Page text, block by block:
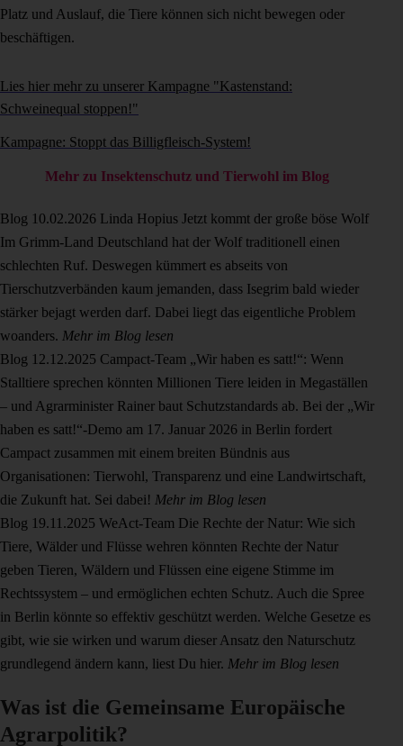
Platz und Auslauf, die Tiere können sich nicht bewegen oder
beschäftigen.
Lies hier mehr zu unserer Kampagne "Kastenstand:
Schweinequal stoppen!"
Kampagne: Stoppt das Billigfleisch-System!
Mehr zu Insektenschutz und Tierwohl im Blog
Blog 10.02.2026 Linda Hopius Jetzt kommt der große böse Wolf
Im Grimm-Land Deutschland hat der Wolf traditionell einen
schlechten Ruf. Deswegen kümmert es abseits von
Tierschutzverbänden kaum jemanden, dass Isegrim bald wieder
stärker bejagt werden darf. Dabei liegt das eigentliche Problem
woanders. Mehr im Blog lesen
Blog 12.12.2025 Campact-Team „Wir haben es satt!“: Wenn
Stalltiere sprechen könnten Millionen Tiere leiden in Megaställen
– und Agrarminister Rainer baut Schutzstandards ab. Bei der „Wir
haben es satt!“-Demo am 17. Januar 2026 in Berlin fordert
Campact zusammen mit einem breiten Bündnis aus
Organisationen: Tierwohl, Transparenz und eine Landwirtschaft,
die Zukunft hat. Sei dabei! Mehr im Blog lesen
Blog 19.11.2025 WeAct-Team Die Rechte der Natur: Wie sich
Tiere, Wälder und Flüsse wehren könnten Rechte der Natur
geben Tieren, Wäldern und Flüssen eine eigene Stimme im
Rechtssystem – und ermöglichen echten Schutz. Auch die Spree
in Berlin könnte so effektiv geschützt werden. Welche Gesetze es
gibt, wie sie wirken und warum dieser Ansatz den Naturschutz
grundlegend ändern kann, liest Du hier. Mehr im Blog lesen
Was ist die Gemeinsame Europäische
Agrarpolitik?